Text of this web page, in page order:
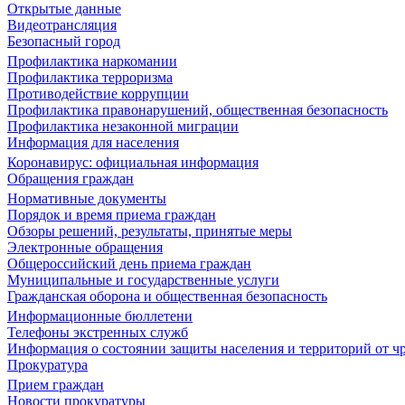
Открытые данные
Видеотрансляция
Безопасный город
Профилактика наркомании
Профилактика терроризма
Противодействие коррупции
Профилактика правонарушений, общественная безопасность
Профилактика незаконной миграции
Информация для населения
Коронавирус: официальная информация
Обращения граждан
Нормативные документы
Порядок и время приема граждан
Обзоры решений, результаты, принятые меры
Электронные обращения
Общероссийский день приема граждан
Муниципальные и государственные услуги
Гражданская оборона и общественная безопасность
Информационные бюллетени
Телефоны экстренных служб
Информация о состоянии защиты населения и территорий от
Прокуратура
Прием граждан
Новости прокуратуры